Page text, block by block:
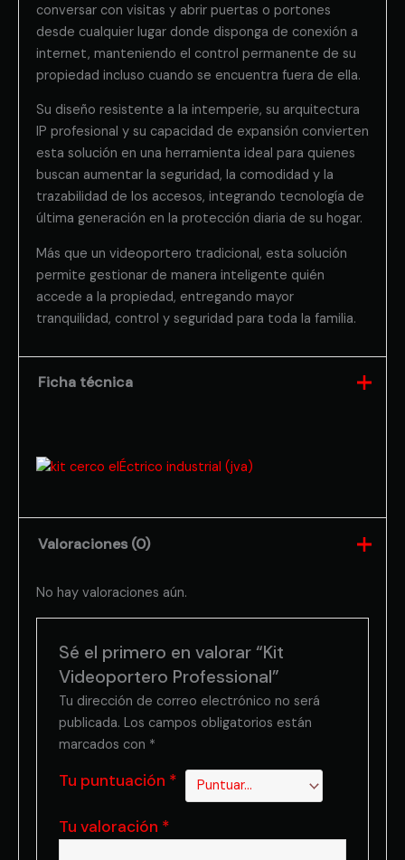
conversar con visitas y abrir puertas o portones
desde cualquier lugar donde disponga de conexión a
internet, manteniendo el control permanente de su
propiedad incluso cuando se encuentra fuera de ella.
Su diseño resistente a la intemperie, su arquitectura
IP profesional y su capacidad de expansión convierten
esta solución en una herramienta ideal para quienes
buscan aumentar la seguridad, la comodidad y la
trazabilidad de los accesos, integrando tecnología de
última generación en la protección diaria de su hogar.
Más que un videoportero tradicional, esta solución
permite gestionar de manera inteligente quién
accede a la propiedad, entregando mayor
tranquilidad, control y seguridad para toda la familia.
Ficha técnica
Valoraciones (0)
No hay valoraciones aún.
Sé el primero en valorar “Kit
Videoportero Professional”
Tu dirección de correo electrónico no será
publicada. Los campos obligatorios están
marcados con *
Tu puntuación *
Tu valoración *